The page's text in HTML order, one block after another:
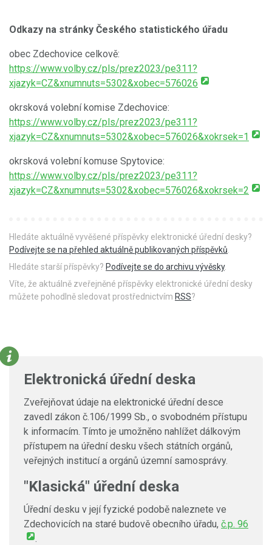
Odkazy na stránky Českého statistického úřadu
obec Zdechovice celkově:
https://www.volby.cz/pls/prez2023/pe311?
xjazyk=CZ&xnumnuts=5302&xobec=576026
okrsková volební komise Zdechovice:
https://www.volby.cz/pls/prez2023/pe311?
xjazyk=CZ&xnumnuts=5302&xobec=576026&xokrsek=1
okrsková volební komuse Spytovice:
https://www.volby.cz/pls/prez2023/pe311?
xjazyk=CZ&xnumnuts=5302&xobec=576026&xokrsek=2
Hledáte aktuálně vyvěšené příspěvky elektronické úřední desky?
Podívejte se na přehled aktuálně publikovaných příspěvků
Hledáte starší příspěvky? Podívejte se do archivu vývěsky.
Víte, že aktuálně zveřejněné příspěvky elektronické úřední desky
můžete pohodlně sledovat prostřednictvím RSS?
Elektronická úřední deska
Zveřejňovat údaje na elektronické úřední desce
zavedl zákon č.106/1999 Sb., o svobodném přístupu
k informacím. Tímto je umožněno nahlížet dálkovým
přístupem na úřední desku všech státních orgánů,
veřejných institucí a orgánů územní samosprávy.
"Klasická" úřední deska
Úřední desku v její fyzické podobě naleznete ve
Zdechovicích na staré budově obecního úřadu, č.p. 96
.